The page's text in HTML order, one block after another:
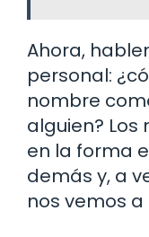
Ahora,
personal:
nombre
alguien?
en la forma
demás y, a
nos vemos